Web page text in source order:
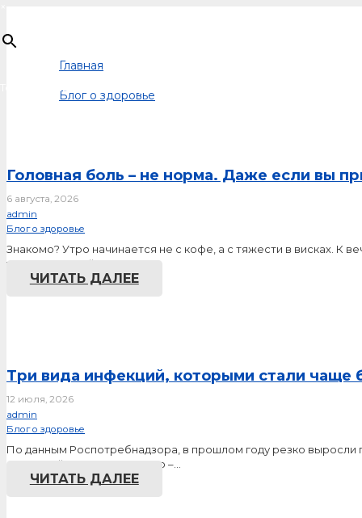
Главная
Блог о здоровье
Головная боль – не норма. Даже если вы
6 августа, 2026
admin
Блог о здоровье
Знакомо? Утро начинается не с кофе, а с тяжести в висках. К
усталость, пройдет само».…
ЧИТАТЬ ДАЛЕЕ
Три вида инфекций, которыми стали чаще
12 июля, 2026
admin
Блог о здоровье
По данным Роспотребнадзора, в прошлом году резко выросли
краснухой – в 5,6 раза, корью –…
ЧИТАТЬ ДАЛЕЕ